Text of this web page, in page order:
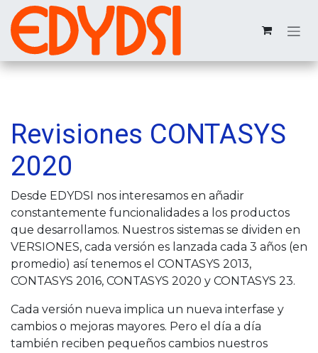
Ir al contenido
Revisiones CONTASYS
2020
Desde EDYDSI nos interesamos en añadir
constantemente funcionalidades a los productos
que desarrollamos. Nuestros sistemas se dividen en
VERSIONES, cada versión es lanzada cada 3 años (en
promedio) así tenemos el CONTASYS 2013,
CONTASYS 2016, CONTASYS 2020 y CONTASYS 23.
Cada versión nueva implica un nueva interfase y
cambios o mejoras mayores. Pero el día a día
también reciben pequeños cambios nuestros